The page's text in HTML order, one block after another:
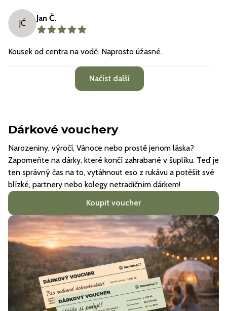
JČ
Jan Č.
Kousek od centra na vodě. Naprosto úžasné.
Načíst další
Dárkové vouchery
Narozeniny, výročí, Vánoce nebo prostě jenom láska?
Zapomeňte na dárky, které končí zahrabané v šuplíku. Teď je
ten správný čas na to, vytáhnout eso z rukávu a potěšit své
blízké, partnery nebo kolegy netradičním dárkem!
Koupit voucher